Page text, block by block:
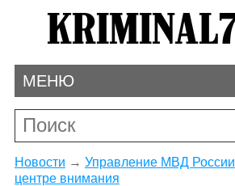
МЕНЮ
Новости → Управление МВД России
центре внимания